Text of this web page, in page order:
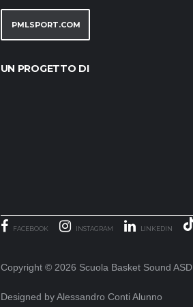
PMLSPORT.COM
UN PROGETTO DI
FACEBOOK INSTAGRAM LINKEDIN
Copyright © 2026 Scuola Basket Sound ASD
Designed by Alessandro Conti Alunno